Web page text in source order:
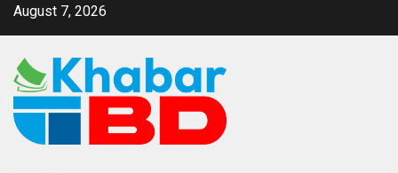
August 7, 2026